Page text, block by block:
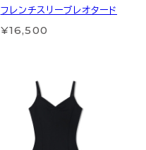
フレンチスリーブレオタード
¥16,500